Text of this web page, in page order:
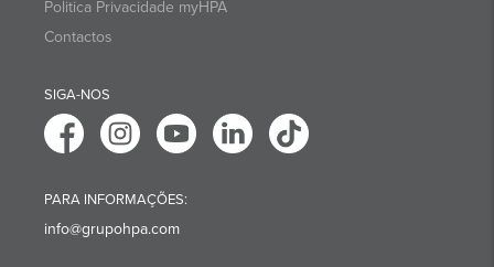
Politica Privacidade myHPA
Contactos
SIGA-NOS
PARA INFORMAÇÕES:
info@grupohpa.com